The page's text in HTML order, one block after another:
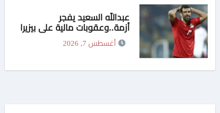
عبدالله السعيد يفجر
أزمة..وعقوبات مالية علي بيزيرا
وبانزا
أغسطس 7, 2026